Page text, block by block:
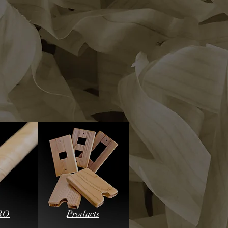
Products